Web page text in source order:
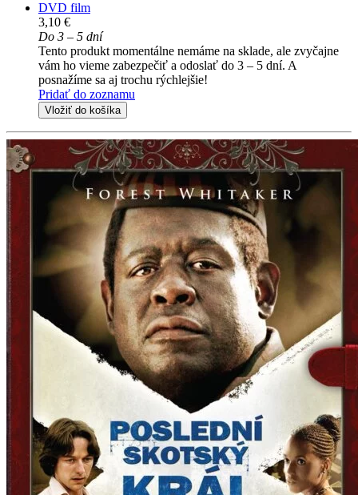
DVD film
3,10 €
Do 3 – 5 dní
Tento produkt momentálne nemáme na sklade, ale zvyčajne
vám ho vieme zabezpečiť a odoslať do 3 – 5 dní. A
posnažíme sa aj trochu rýchlejšie!
Pridať do zoznamu
Vložiť do košíka